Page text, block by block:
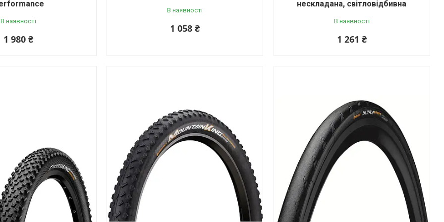
В наявності
1 980 ₴
В наявності
1 058 ₴
нескладана, світловідбивна
В наявності
1 261 ₴